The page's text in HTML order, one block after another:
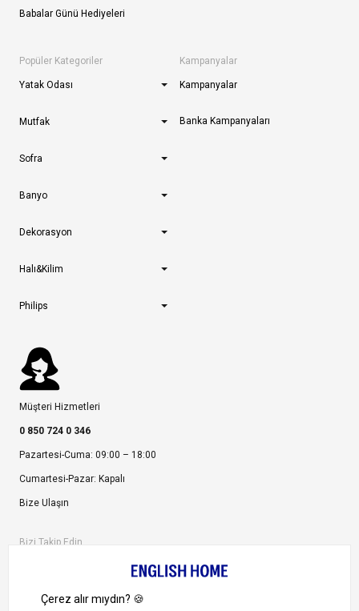
Babalar Günü Hediyeleri
Popüler Kategoriler
Yatak Odası
Mutfak
Sofra
Banyo
Dekorasyon
Halı&Kilim
Philips
Kampanyalar
Kampanyalar
Banka Kampanyaları
Müşteri Hizmetleri
0 850 724 0 346
Pazartesi-Cuma: 09:00 – 18:00
Cumartesi-Pazar: Kapalı
Bize Ulaşın
Bizi Takip Edin